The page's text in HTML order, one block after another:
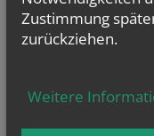
Zustimmung
zurückziehen.
Weitere